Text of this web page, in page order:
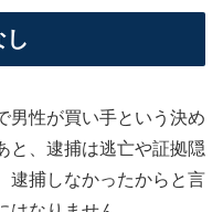
し
性が買い手という決め
と、逮捕は逃亡や証拠隠
逮捕しなかったからと言